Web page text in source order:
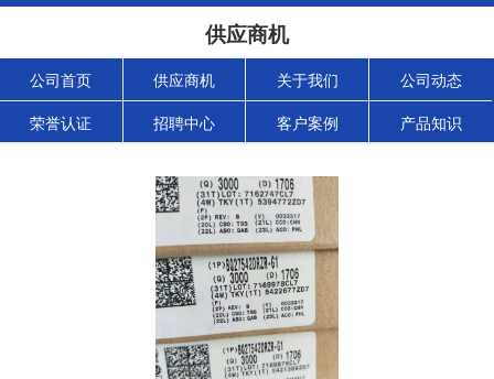
供应商机
公司首页 供应商机 关于我们 公司动态
荣誉认证 招聘中心 客户案例 产品知识